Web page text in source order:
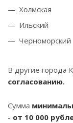
Холмская
Ильский
Черноморский
В другие города
согласованию.
Сумма
- от 10 000